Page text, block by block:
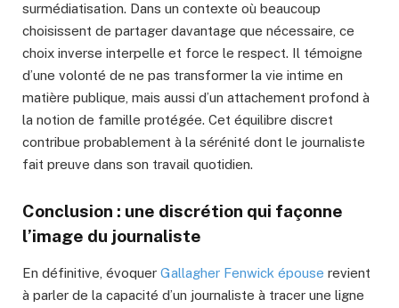
surmédiatisation. Dans un contexte où beaucoup
choisissent de partager davantage que nécessaire, ce
choix inverse interpelle et force le respect. Il témoigne
d’une volonté de ne pas transformer la vie intime en
matière publique, mais aussi d’un attachement profond à
la notion de famille protégée. Cet équilibre discret
contribue probablement à la sérénité dont le journaliste
fait preuve dans son travail quotidien.
Conclusion : une discrétion qui façonne
l’image du journaliste
En définitive, évoquer Gallagher Fenwick épouse revient
à parler de la capacité d’un journaliste à tracer une ligne